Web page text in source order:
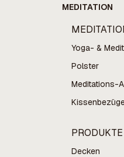
MEDITATION
Yoga- &
Polster
Meditations-
PRODUKTE
Decken